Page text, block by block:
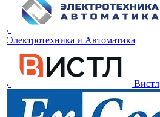
Электротехника и Автоматика
Вистл